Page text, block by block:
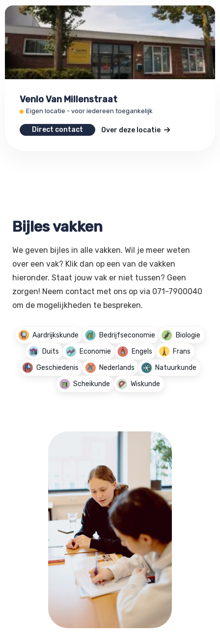
Venlo Van Millenstraat
Eigen locatie - voor iedereen toegankelijk
Direct contact Over deze locatie
Bijles vakken
We geven bijles in alle vakken. Wil je meer weten
over een vak? Klik dan op een van de vakken
hieronder. Staat jouw vak er niet tussen? Geen
zorgen! Neem contact met ons op via 071-7900040
om de mogelijkheden te bespreken.
Aardrijkskunde Bedrijfseconomie
Biologie
Duits
Economie Engels
Frans
Geschiedenis
Nederlands
Natuurkunde
Scheikunde
Wiskunde